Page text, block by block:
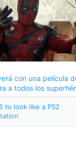
con una película
a todos los
to look like a PS2